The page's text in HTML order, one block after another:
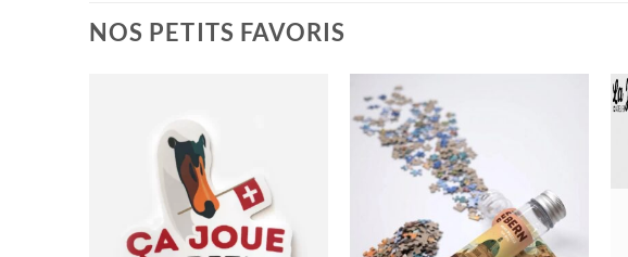
CHF 180.0
CHF 180.0NOS PETITS FAVORIS